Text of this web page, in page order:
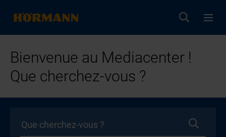
Bienvenue au Mediacenter !
Que cherchez-vous ?